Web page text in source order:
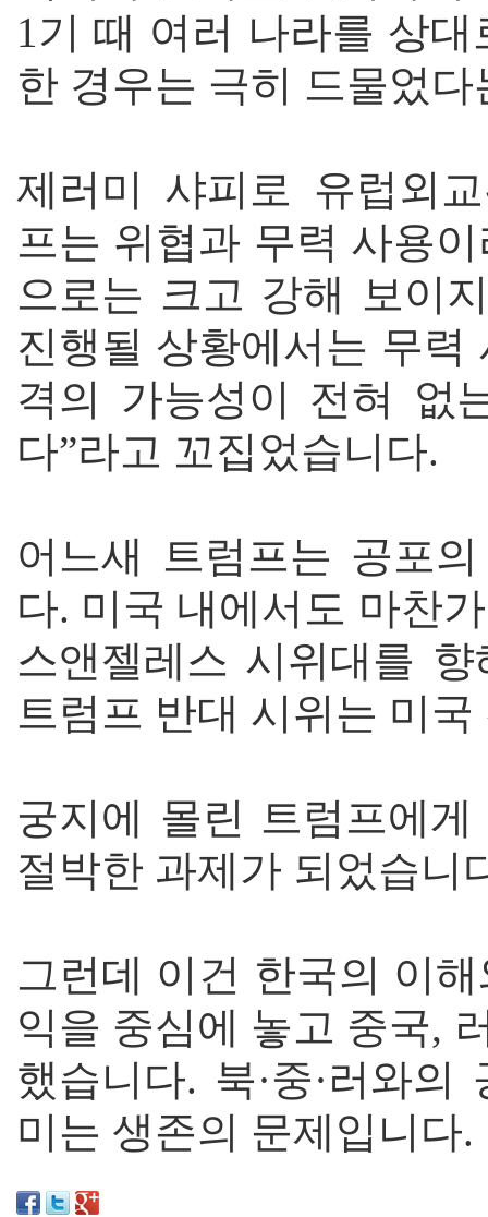
1기 때 여러 나라를 상
한 경우는 극히 드물었
제러미 샤피로 유럽외
프는 위협과 무력 사용
으로는 크고 강해 보이
진행될 상황에서는 무력
격의 가능성이 전혀 없
다”라고 꼬집었습니다.
어느새 트럼프는 공포
다. 미국 내에서도 마찬
스앤젤레스 시위대를
트럼프 반대 시위는 미
궁지에 몰린 트럼프에
절박한 과제가 되었습니
그런데 이건 한국의 이
익을 중심에 놓고 중국,
했습니다. 북·중·러와
미는 생존의 문제입니다.